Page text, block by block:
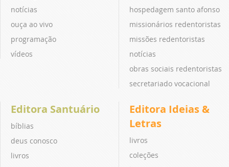
notícias
ouça ao vivo
programação
vídeos
hospedagem santo afonso
missionários redentoristas
missões redentoristas
notícias
obras sociais redentoristas
secretariado vocacional
Editora Santuário
bíblias
deus conosco
livros
Editora Ideias &
Letras
livros
coleções